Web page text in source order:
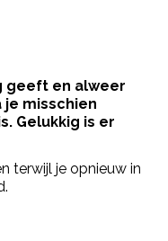
geeft en alweer
je misschien
Gelukkig is er
terwijl je opnieuw in